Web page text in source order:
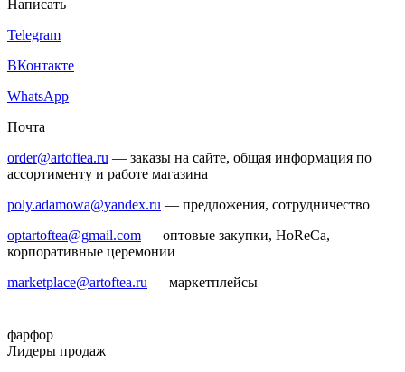
Написать
Telegram
ВКонтакте
WhatsApp
Почта
order@artoftea.ru — заказы на сайте, общая информация по
ассортименту и работе магазина
poly.adamowa@yandex.ru — предложения, сотрудничество
optartoftea@gmail.com — оптовые закупки, HoReCa,
корпоративные церемонии
marketplace@artoftea.ru — маркетплейсы
фарфор
Лидеры продаж